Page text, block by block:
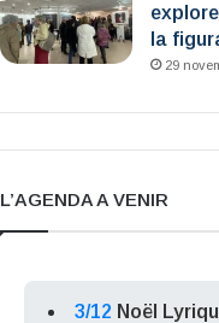
la
29
L’AGENDA A VENIR
3/12 Noël